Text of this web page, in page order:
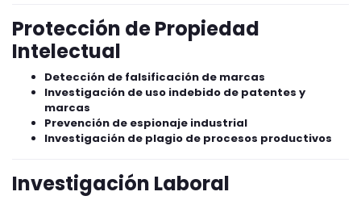
Protección de Propiedad
Intelectual
Detección de falsificación de marcas
Investigación de uso indebido de patentes y
marcas
Prevención de espionaje industrial
Investigación de plagio de procesos productivos
Investigación Laboral